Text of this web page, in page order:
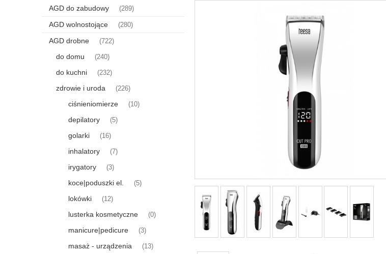
AGD do zabudowy (289)
AGD wolnostojące (280)
AGD drobne (722)
do domu (240)
do kuchni (232)
zdrowie i uroda (226)
ciśnieniomierze (10)
depilatory (5)
golarki (16)
inhalatory (7)
irygatory (3)
koce|poduszki el. (5)
lokówki (12)
lusterka kosmetyczne (0)
manicure|pedicure (3)
masaż - urządzenia (13)